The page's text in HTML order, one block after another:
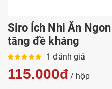
Siro Ích Nhi Ăn
tăng đề kháng
1 đánh giá
115.000đ / hộp